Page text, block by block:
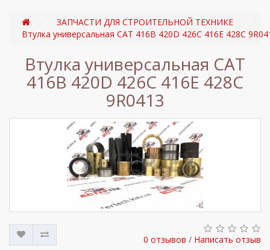
ЗАПЧАСТИ ДЛЯ СТРОИТЕЛЬНОЙ ТЕХНИКЕ
Втулка универсальная CAT 416B 420D 426C 416E 428C
Втулка универсальная CAT
416B 420D 426C 416E 428C
9R0413
0 отзывов / Написать отзыв